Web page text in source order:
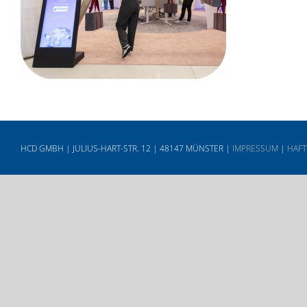
HCD GMBH | JULIUS-HART-STR. 12 | 48147 MÜNSTER | IMPRESSUM |